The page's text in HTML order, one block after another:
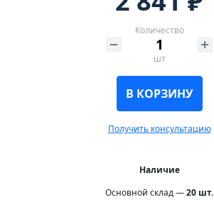
Количество
шт
В КОРЗИНУ
Получить консультацию
Наличие
Основной склад —20 шт.